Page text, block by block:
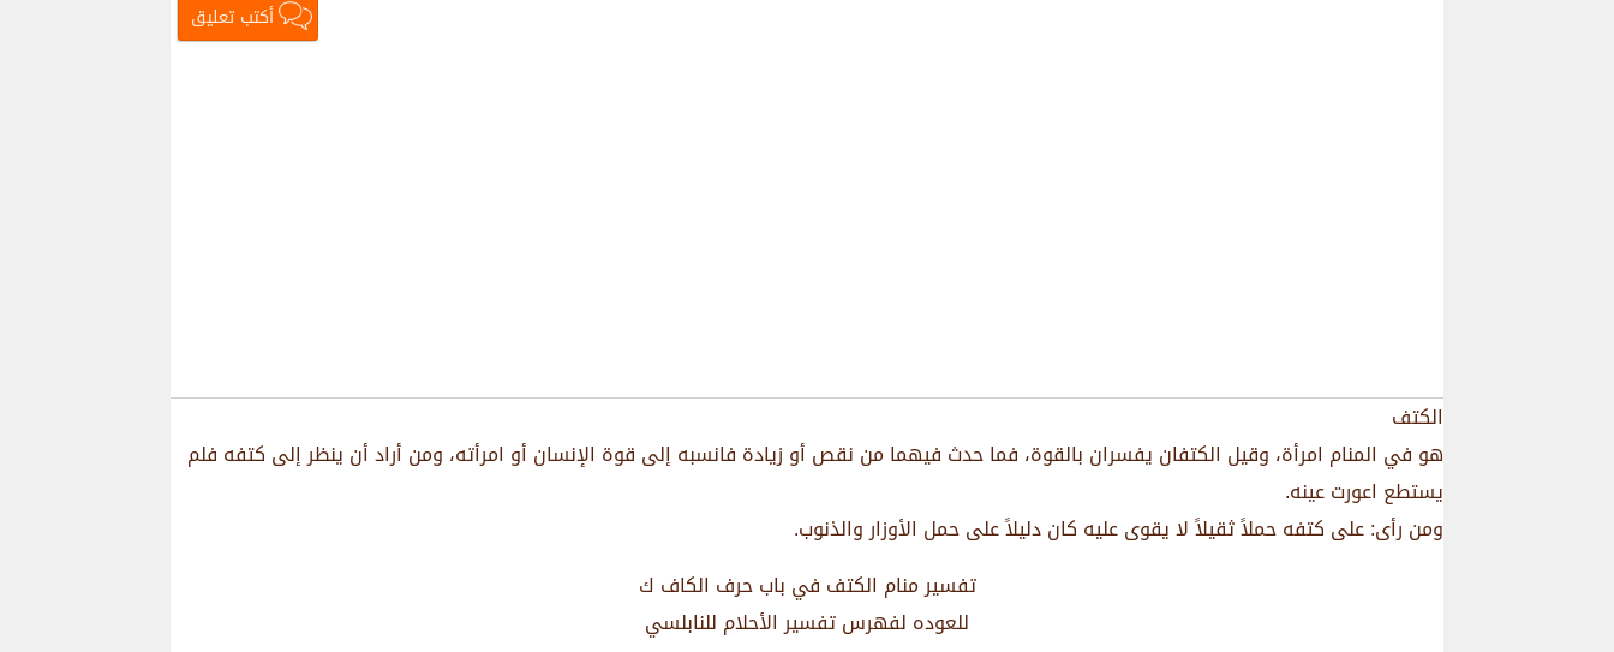
أكتب تعليق
الكتف
هو في المنام امرأة، وقيل الكتفان يفسران بالقوة، فما حدث فيهما من نقص أو زيادة فانسبه إلى قوة الإنسان أو امرأته، ومن أراد أن ينظر إلى كتفه فلم
يستطع اعورت عينه.
ومن رأى: على كتفه حملاً ثقيلاً لا يقوى عليه كان دليلاً على حمل الأوزار والذنوب.
تفسير منام الكتف في باب حرف الكاف ك
للعوده لفهرس تفسير الأحلام للنابلسي